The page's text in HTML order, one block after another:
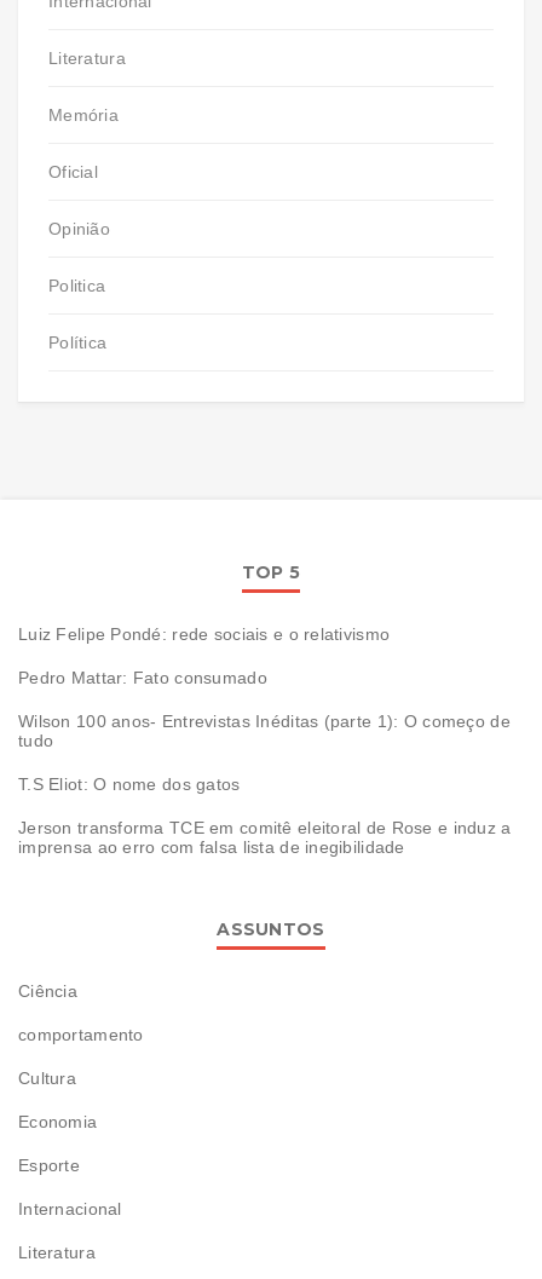
Literatura
Memória
Oficial
Opinião
Politica
Política
TOP 5
Luiz Felipe Pondé: rede sociais e o relativismo
Pedro Mattar: Fato consumado
Wilson 100 anos- Entrevistas Inéditas (parte 1): O começo de
tudo
T.S Eliot: O nome dos gatos
Jerson transforma TCE em comitê eleitoral de Rose e induz a
imprensa ao erro com falsa lista de inegibilidade
ASSUNTOS
Ciência
comportamento
Cultura
Economia
Esporte
Internacional
Literatura